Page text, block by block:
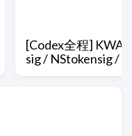
[Codex全程] KWAI
sig / NStokensig /